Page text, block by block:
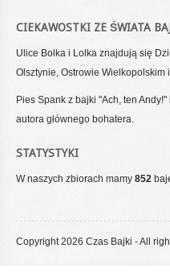
CIEKAWOSTKI ZE ŚWIATA
Ulice Bolka i Lolka znajdują się
Olsztynie, Ostrowie Wielkopolskim
Pies Spank z bajki "Ach, ten
autora głównego bohatera.
STATYSTYKI
W naszych zbiorach mamy 852
Copyright 2026 Czas Bajki - All